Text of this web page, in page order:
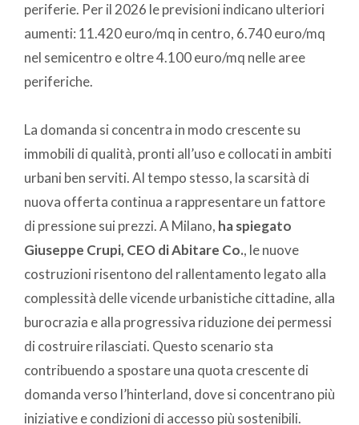
periferie. Per il 2026 le previsioni indicano ulteriori
aumenti: 11.420 euro/mq in centro, 6.740 euro/mq
nel semicentro e oltre 4.100 euro/mq nelle aree
periferiche.
La domanda si concentra in modo crescente su
immobili di qualità, pronti all’uso e collocati in ambiti
urbani ben serviti. Al tempo stesso, la scarsità di
nuova offerta continua a rappresentare un fattore
di pressione sui prezzi. A Milano, ha spiegato
Giuseppe Crupi, CEO di Abitare Co., le nuove
costruzioni risentono del rallentamento legato alla
complessità delle vicende urbanistiche cittadine, alla
burocrazia e alla progressiva riduzione dei permessi
di costruire rilasciati. Questo scenario sta
contribuendo a spostare una quota crescente di
domanda verso l’hinterland, dove si concentrano più
iniziative e condizioni di accesso più sostenibili.